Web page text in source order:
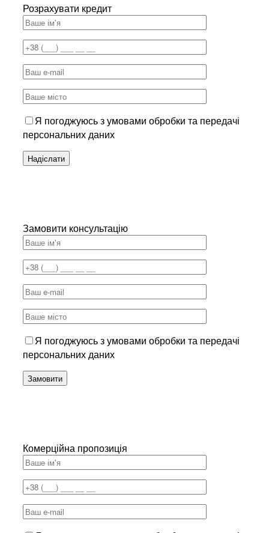
Розрахувати кредит
Я погоджуюсь з умовами обробки та передачі
персональних даних
Замовити консультацію
Я погоджуюсь з умовами обробки та передачі
персональних даних
Комерційна пропозиція